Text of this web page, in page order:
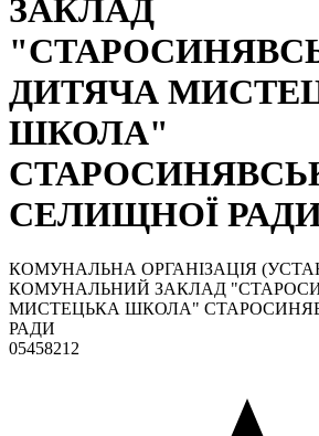
ЗАКЛАД
ДИТЯЧА
ШКОЛА"
СЕЛИЩНОЇ
КОМУНАЛЬНА ОРГАНІЗАЦІЯ
КОМУНАЛЬНИЙ ЗАКЛАД
МИСТЕЦЬКА ШКОЛА"
РАДИ
05458212